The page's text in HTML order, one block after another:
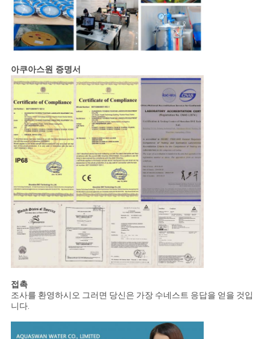
아쿠아스원 증명서
접촉
조사를 환영하시오 그러면 당신은 가장 수네스트 응답을 얻을 것입
니다.